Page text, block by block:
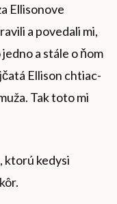
Ellisonove
a povedali mi,
a stále o ňom
Ellison chtiac-
Tak toto mi
ktorú kedysi